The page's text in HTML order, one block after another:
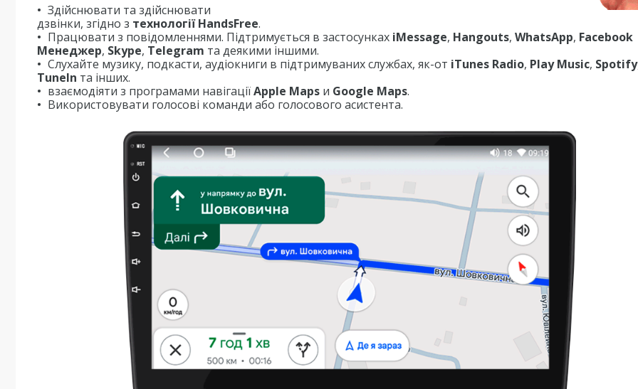
Здійснювати та здійснювати
дзвінки, згідно з технології HandsFree.
Працювати з повідомленнями. Підтримується в застосунках iMessage, Hangouts, WhatsApp, Facebook
Менеджер, Skype, Telegram та деякими іншими.
Слухайте музику, подкасти, аудіокниги в підтримуваних службах, як-от iTunes Radio, Play Music, Spotify
TuneIn та інших.
взаємодіяти з програмами навігаціїApple Maps и Google Maps.
Використовувати голосові команди або голосового асистента.